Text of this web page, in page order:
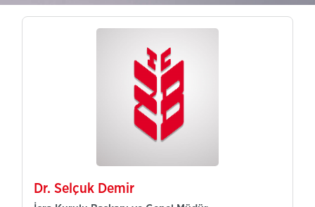
Dr. Selçuk Demir